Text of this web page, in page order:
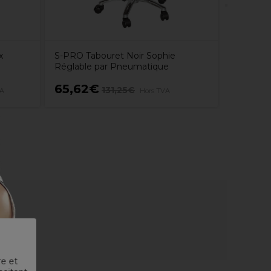
et
S-PRO Tabouret Noir Sophie
Réglable par Pneumatique
65,62€